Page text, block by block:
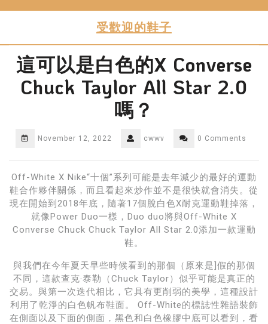
受歡迎的鞋子
這可以是白色的X Converse
Chuck Taylor All Star 2.0
嗎？
November 12, 2022 cwwv 0 Comments
Off-White X Nike“十個”系列可能是去年減少的最好的運動
鞋合作夥伴關係，而且看起來炒作並不是很快就會消失。從
現在開始到2018年底，隨著17個脫白色X耐克運動鞋掉落，
就像Power Duo一樣，Duo duo將與Off-White X
Converse Chuck Chuck Taylor All Star 2.0添加一款運動
鞋。
與我們在今年夏天早些時候看到的那個（原來是]假的那個
不同，這款查克·泰勒（Chuck Taylor）似乎可能是真正的
交易。與第一次迭代相比，它具有更削弱的美學，這種設計
利用了乾淨的白色帆布鞋面。 Off-White的標誌性雜語裝飾
在側面以及下面的側面，黑色和白色橡膠中底可以看到，看